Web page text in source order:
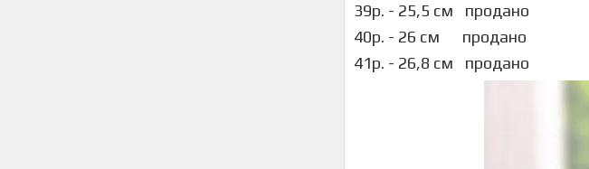
39р. - 25,5 см продано
40р. - 26 см продано
41р. - 26,8 см продано